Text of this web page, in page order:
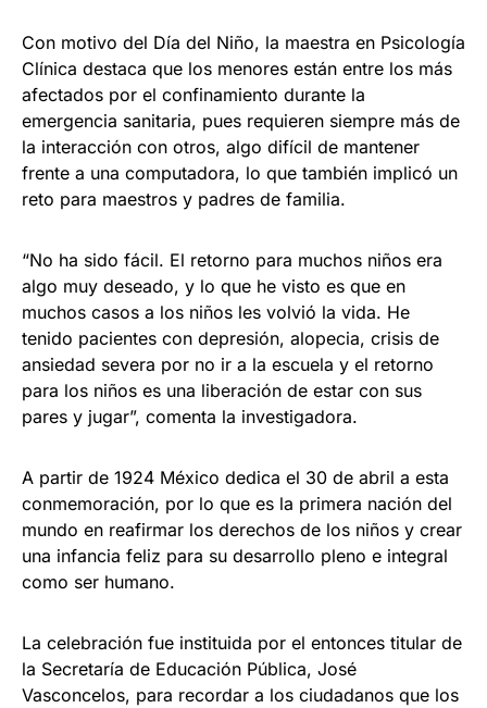
Con motivo del Día del Niño, la maestra en Psicología
Clínica destaca que los menores están entre los más
afectados por el confinamiento durante la
emergencia sanitaria, pues requieren siempre más de
la interacción con otros, algo difícil de mantener
frente a una computadora, lo que también implicó un
reto para maestros y padres de familia.
“No ha sido fácil. El retorno para muchos niños era
algo muy deseado, y lo que he visto es que en
muchos casos a los niños les volvió la vida. He
tenido pacientes con depresión, alopecia, crisis de
ansiedad severa por no ir a la escuela y el retorno
para los niños es una liberación de estar con sus
pares y jugar”, comenta la investigadora.
A partir de 1924 México dedica el 30 de abril a esta
conmemoración, por lo que es la primera nación del
mundo en reafirmar los derechos de los niños y crear
una infancia feliz para su desarrollo pleno e integral
como ser humano.
La celebración fue instituida por el entonces titular de
la Secretaría de Educación Pública, José
Vasconcelos, para recordar a los ciudadanos que los